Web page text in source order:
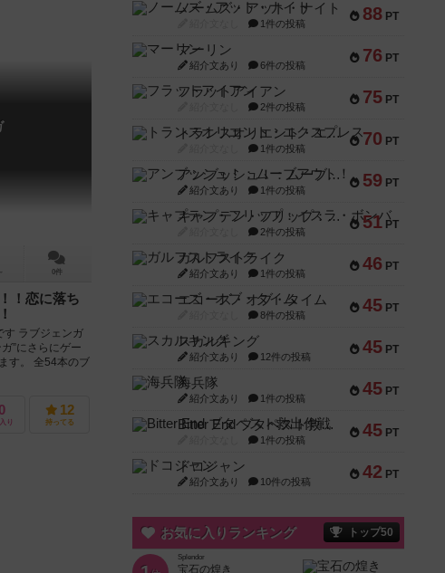
0件
！恋に落ち
す ラブジェンガ
”にさらにゲー
す。 全54本のブ
0
り
12
持ってる
88 PT
ノームズ・アット・ナイト
1件の投稿
76 PT
マーリン
紹介文あり 6件の投稿
75 PT
フラットアイアン
2件の投稿
70 PT
トランスオリエント・エクスプレス
1件の投稿
59 PT
アンブッシュ！：ムーブアウト！
紹介文あり 1件の投稿
51 PT
キャプテン・フリップ：イスラ・ボンバ
2件の投稿
46 PT
ガルフストライク
紹介文あり 1件の投稿
45 PT
エコーズ・オブ・タイム
8件の投稿
45 PT
スカルキング
紹介文あり 12件の投稿
45 PT
海兵隊
紹介文あり 1件の投稿
45 PT
Bitter End ブタペスト救出作戦
1件の投稿
42 PT
ドコジャン
紹介文あり 10件の投稿
お気に入りランキング トップ50
Splendor
宝石の煌き